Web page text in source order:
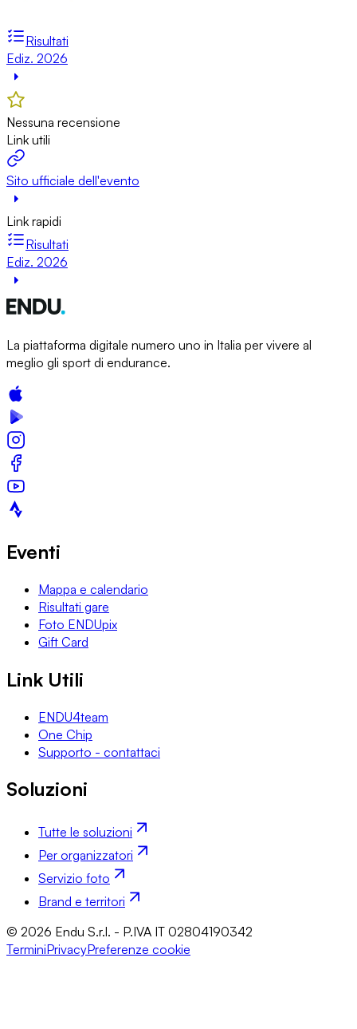
Risultati
Ediz. 2026
Nessuna recensione
Link utili
Sito ufficiale dell'evento
Link rapidi
Risultati
Ediz. 2026
La piattaforma digitale numero uno in Italia per vivere al
meglio gli sport di endurance.
Eventi
Mappa e calendario
Risultati gare
Foto ENDUpix
Gift Card
Link Utili
ENDU4team
One Chip
Supporto - contattaci
Soluzioni
Tutte le soluzioni
Per organizzatori
Servizio foto
Brand e territori
© 2026 Endu S.r.l. - P.IVA IT 02804190342
TerminiPrivacyPreferenze cookie